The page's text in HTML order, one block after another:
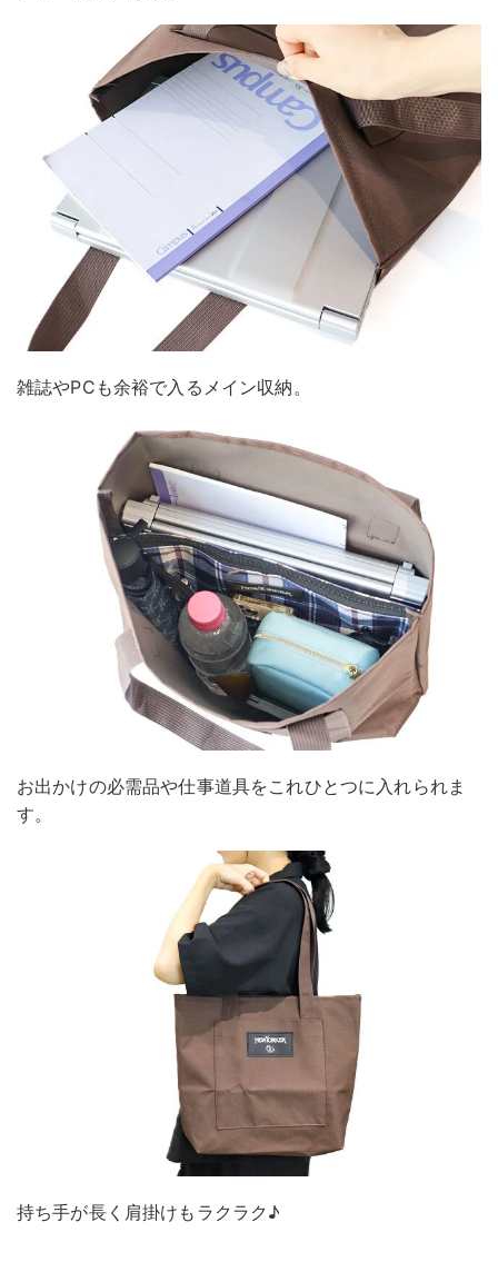
雑誌やPCも余裕で入るメイン収納。
お出かけの必需品や仕事道具をこれひとつに入れられま
す。
持ち手が長く肩掛けもラクラク♪